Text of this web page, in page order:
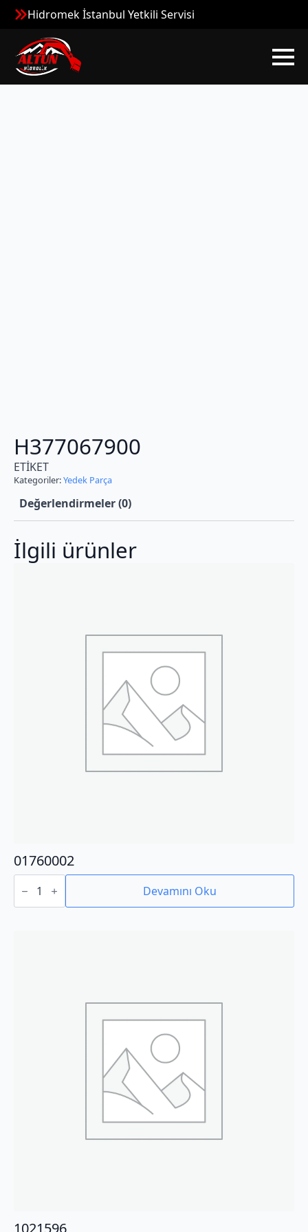
Hidromek İstanbul Yetkili Servisi
H377067900
ETİKET
Kategoriler:Yedek Parça
Değerlendirmeler (0)
İlgili ürünler
01760002
01760002
adet Devamını Oku
1021596